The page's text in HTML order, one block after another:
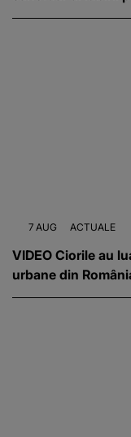
7 AUG ACTUALE
VIDEO Ciorile au
urbane din